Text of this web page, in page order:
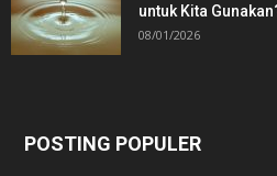
untuk Kita
08/01/2026
POSTING POPULER